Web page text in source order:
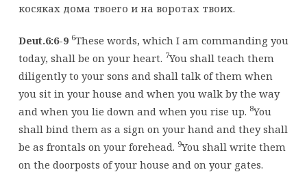
косяках дома твоего и на воротах твоих.
Deut.6:6-9 6These words, which I am commanding you
today, shall be on your heart. 7You shall teach them
diligently to your sons and shall talk of them when
you sit in your house and when you walk by the way
and when you lie down and when you rise up. 8You
shall bind them as a sign on your hand and they shall
be as frontals on your forehead. 9You shall write them
on the doorposts of your house and on your gates.